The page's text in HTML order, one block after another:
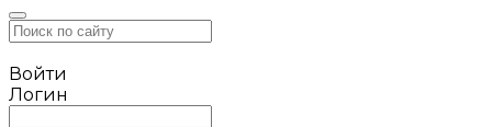
Войти
Логин